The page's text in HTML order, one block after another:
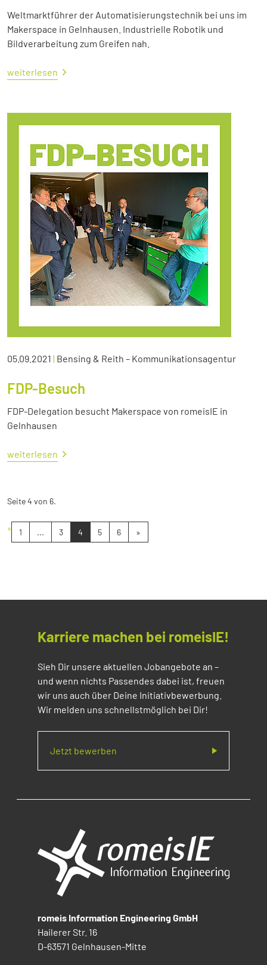
Weltmarktführer der Automatisierungstechnik bei uns im
Makerspace in Gelnhausen. Industrielle Robotik und
Bildverarbeitung zum Greifen nah.
weiterlesen
05.09.2021 | Bensing & Reith – Kommunikationsagentur
FDP-Besuch
FDP-Delegation besucht Makerspace von romeisIE in
Gelnhausen
weiterlesen
Seite 4 von 6.
« 1 ... 3 4 5 6 »
Karriere machen bei romeisIE!
Sieh Dir unsere aktuellen Jobangebote an –
und wenn nichts Passendes dabei ist, freuen
wir uns auch über Deine Initiativbewerbung.
Wir melden uns schnellstmöglich bei Dir!
Jetzt bewerben
romeis Information Engineering GmbH
Hailerer Str. 16
D-63571 Gelnhausen-Mitte